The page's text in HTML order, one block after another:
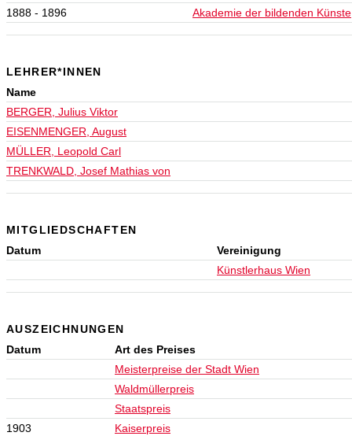
1888 - 1896
Akademie der bildenden
LEHRER*INNEN
Name
BERGER, Julius Viktor
EISENMENGER, August
MÜLLER, Leopold Carl
TRENKWALD, Josef Mathias von
MITGLIEDSCHAFTEN
Datum
Vereinigung
Künstlerhaus Wien
AUSZEICHNUNGEN
Datum
Art des Preises
Meisterpreise der Stadt Wien
Waldmüllerpreis
Staatspreis
1903
Kaiserpreis